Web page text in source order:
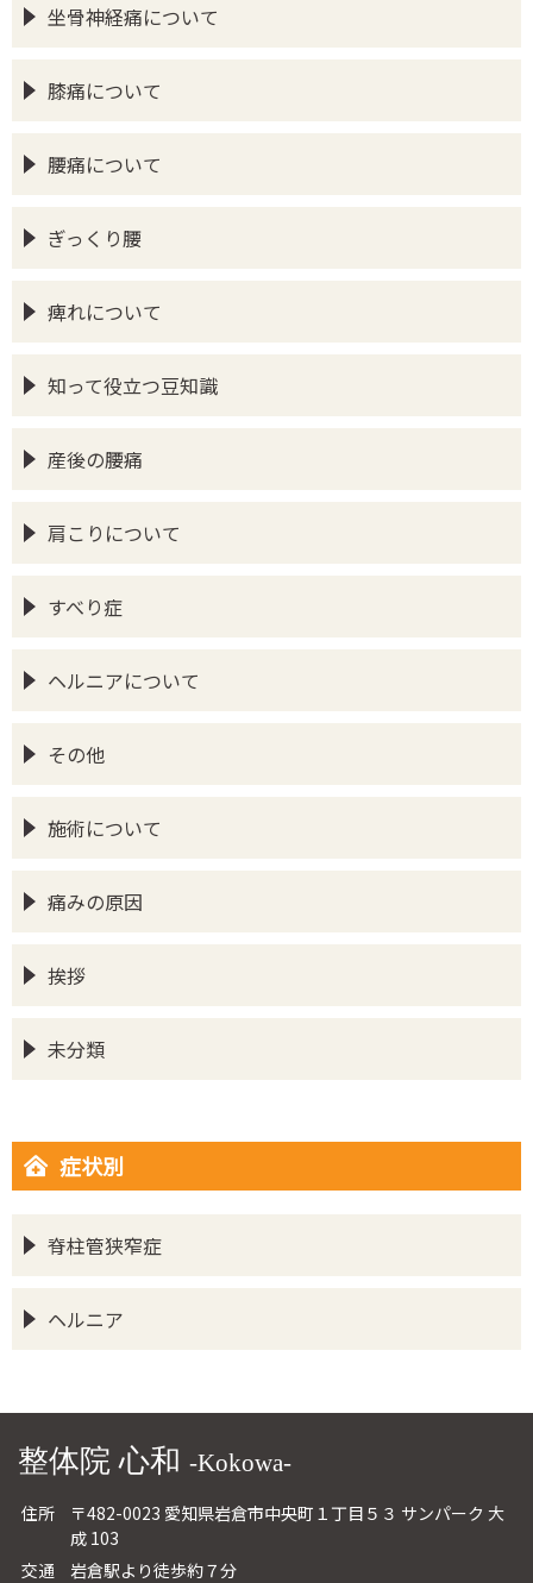
坐骨神経痛について
膝痛について
腰痛について
ぎっくり腰
痺れについて
知って役立つ豆知識
産後の腰痛
肩こりについて
すべり症
ヘルニアについて
その他
施術について
痛みの原因
挨拶
未分類
症状別
脊柱管狭窄症
ヘルニア
整体院 心和 -Kokowa-
住所
〒482-0023 愛知県岩倉市中央町１丁目５３ サンパーク 大
成 103
交通
岩倉駅より徒歩約７分